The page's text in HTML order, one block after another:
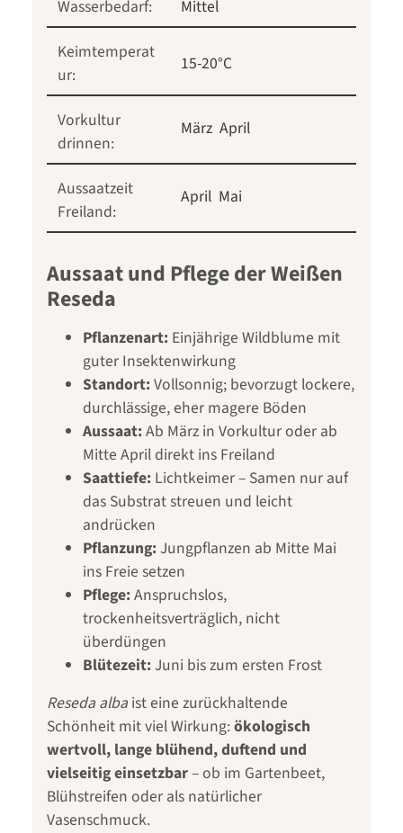
Wasserbedarf:
Mittel
Keimtemperat
ur:
15-20°C
Vorkultur
drinnen:
März April
Aussaatzeit
Freiland:
April Mai
Aussaat und Pflege der Weißen
Reseda
Pflanzenart: Einjährige Wildblume mit
guter Insektenwirkung
Standort:Vollsonnig; bevorzugt lockere,
durchlässige, eher magere Böden
Aussaat:Ab März in Vorkultur oder ab
Mitte April direkt ins Freiland
Saattiefe: Lichtkeimer – Samen nur auf
das Substrat streuen und leicht
andrücken
Pflanzung:Jungpflanzen ab Mitte Mai
ins Freie setzen
Pflege:Anspruchslos,
trockenheitsverträglich, nicht
überdüngen
Blütezeit:Juni bis zum ersten Frost
Reseda alba ist eine zurückhaltende
Schönheit mit viel Wirkung: ökologisch
wertvoll, lange blühend, duftend und
vielseitig einsetzbar– ob im Gartenbeet,
Blühstreifen oder als natürlicher
Vasenschmuck.